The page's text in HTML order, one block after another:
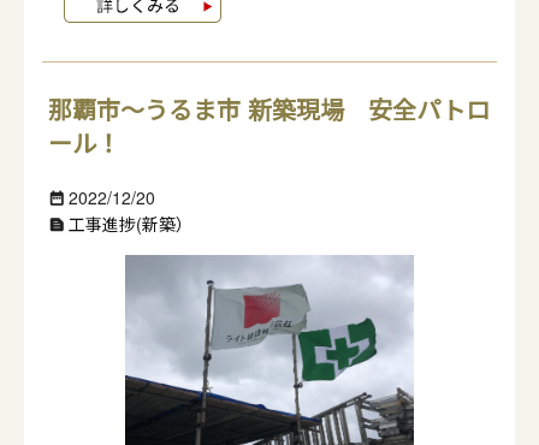
那覇市～うるま市 新築現場 安全パトロ
ール！
date_range 2022/12/20
text_snippet 工事進捗(新築）